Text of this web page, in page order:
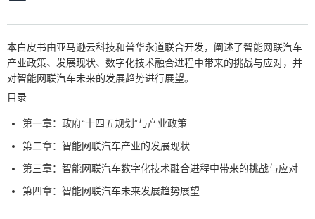
本白皮书由亚马逊云科技和普华永道联合开发，阐述了智能网联汽车
产业政策、发展现状、数字化技术融合进程中带来的挑战与应对，并
对智能网联汽车未来的发展趋势进行展望。
目录
第一章：政府“十四五规划”与产业政策
第二章：智能网联汽车产业的发展现状
第三章：智能网联汽车数字化技术融合进程中带来的挑战与应对
第四章：智能网联汽车未来发展趋势展望